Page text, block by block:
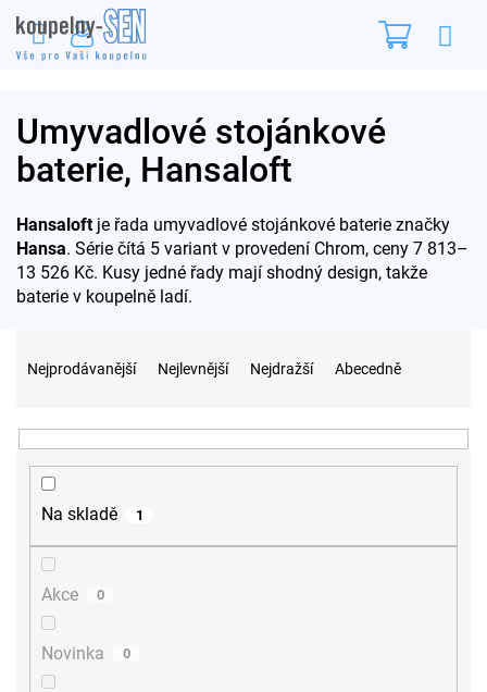
na
obsah
Umyvadlové stojánkové
baterie, Hansaloft
Hansaloftje řada umyvadlové stojánkové baterie značky
Hansa. Série čítá 5 variant v provedení Chrom, ceny 7 813–
13 526 Kč. Kusy jedné řady mají shodný design, takže
baterie v koupelně ladí.
n
Nejprodávanější Nejlevnější Nejdražší Abecedně
Na skladě 1
Akce 0
Novinka 0